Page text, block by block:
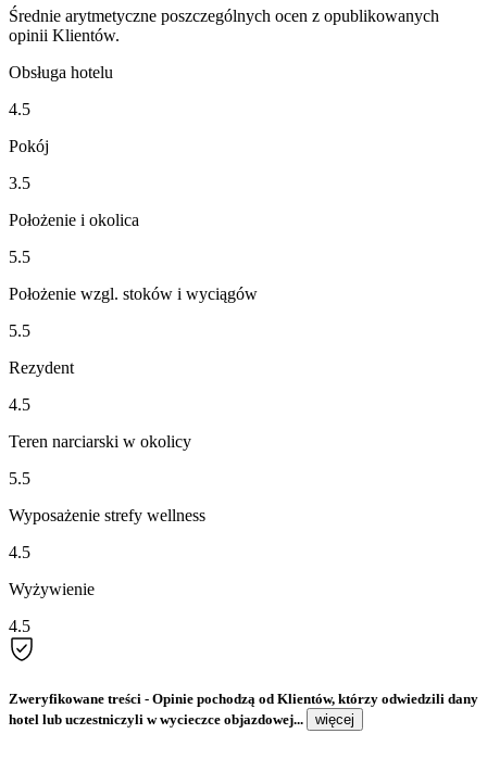
Średnie arytmetyczne poszczególnych ocen z opublikowanych
opinii Klientów.
Obsługa hotelu
4.5
Pokój
3.5
Położenie i okolica
5.5
Położenie wzgl. stoków i wyciągów
5.5
Rezydent
4.5
Teren narciarski w okolicy
5.5
Wyposażenie strefy wellness
4.5
Wyżywienie
4.5
Zweryfikowane treści - Opinie pochodzą od Klientów, którzy odwiedzili dany
hotel lub uczestniczyli w wycieczce objazdowej...
więcej